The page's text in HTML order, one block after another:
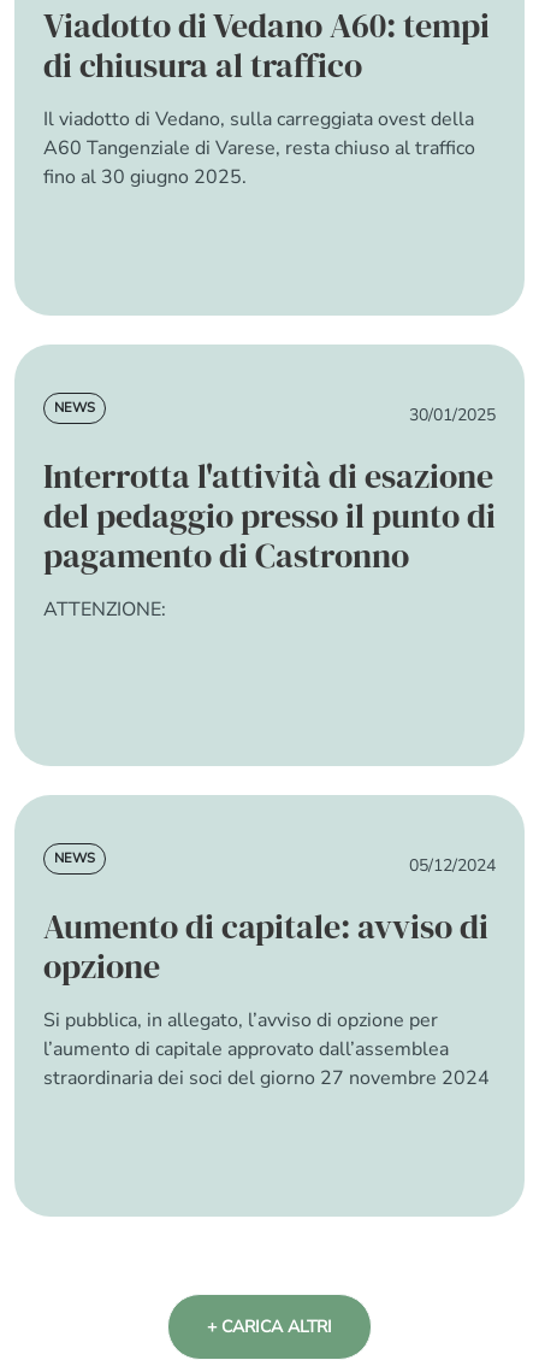
Viadotto di Vedano A60: tempi
di chiusura al traffico
Il viadotto di Vedano, sulla carreggiata ovest della
A60 Tangenziale di Varese, resta chiuso al traffico
fino al 30 giugno 2025.
News
NEWS 30/01/2025
Interrotta l'attività di esazione
del pedaggio presso il punto di
pagamento di Castronno
ATTENZIONE:
News
NEWS 05/12/2024
Aumento di capitale: avviso di
opzione
Si pubblica, in allegato, l’avviso di opzione per
l’aumento di capitale approvato dall’assemblea
straordinaria dei soci del giorno 27 novembre 2024
+ CARICA ALTRI